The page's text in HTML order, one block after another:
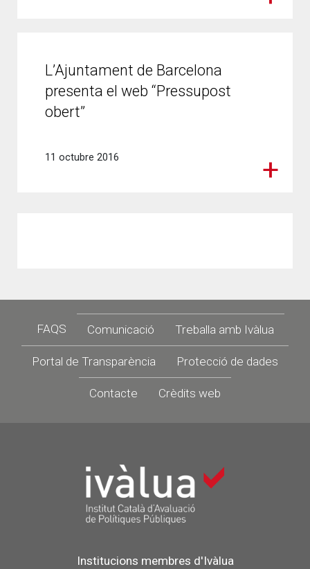
L’Ajuntament de Barcelona
presenta el web “Pressupost
obert”
11 octubre 2016
Footer
FAQS Comunicació Treballa amb Ivàlua
Portal de Transparència Protecció de dades
Contacte Crèdits web
Institucions membres d'Ivàlua